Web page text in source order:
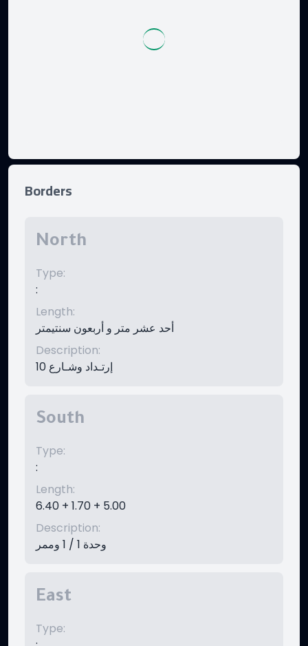
Borders
North
Type:
:
Length:
أحد عشر متر و أربعون سنتيمتر
Description:
إرتـداد وشـارع 10
South
Type:
:
Length:
6.40 + 1.70 + 5.00
Description:
وحدة 1 / 1 وممر
East
Type: